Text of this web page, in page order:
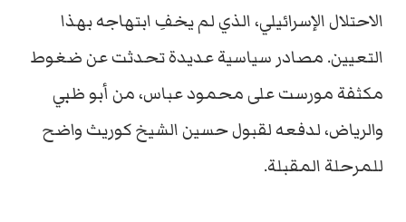
الاحتلال الإسرائيلي، الذي لم يخفِ ابتهاجه بهذا
التعيين. مصادر سياسية عديدة تحدثت عن ضغوط
مكثفة مورست على محمود عباس، من أبو ظبي
والرياض، لدفعه لقبول حسين الشيخ كوريث واضح
للمرحلة المقبلة.